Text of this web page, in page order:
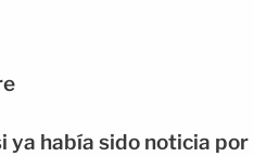
ya había sido noticia por